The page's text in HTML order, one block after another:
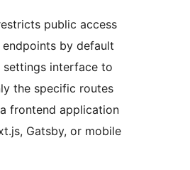
public access
endpoints by default
settings interface to
the specific routes
frontend application
Gatsby, or mobile